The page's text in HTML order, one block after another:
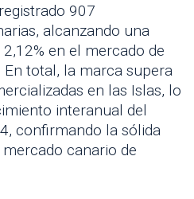
907
alcanzando una
en el mercado de
total, la marca supera
en las Islas, lo
interanual del
confirmando la sólida
canario de